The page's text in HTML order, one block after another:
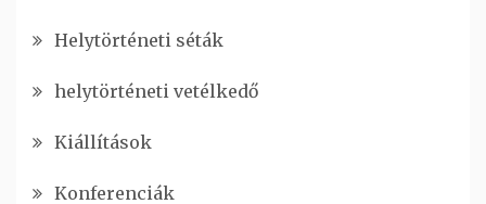
Helytörténeti séták
helytörténeti vetélkedő
Kiállítások
Konferenciák